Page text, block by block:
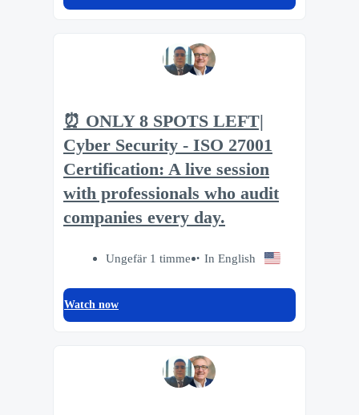
⏰ ONLY 8 SPOTS LEFT|
Cyber Security - ISO 27001
Certification: A live session
with professionals who audit
companies every day.
Ungefär 1 timme In English
Watch now